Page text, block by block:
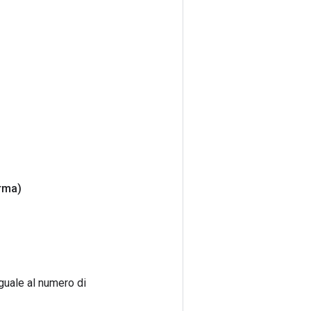
al numero di